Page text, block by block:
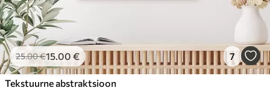
25.00€15.00 € 7
Tekstuurne abstraktsioon